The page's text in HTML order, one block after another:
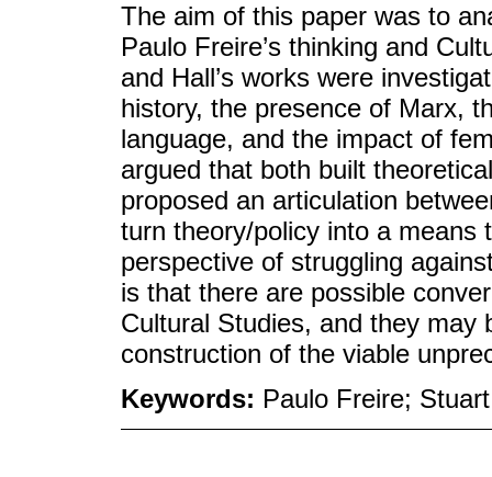
The aim of this paper was to
Paulo Freire’s thinking and
and Hall’s works were
history, the presence of Marx,
language, and the impact of
argued that both built
proposed an articulation
turn theory/policy into a means
perspective of struggling
is that there are possible
Cultural Studies, and they may
construction of the viable
Keywords: Paulo Freire;